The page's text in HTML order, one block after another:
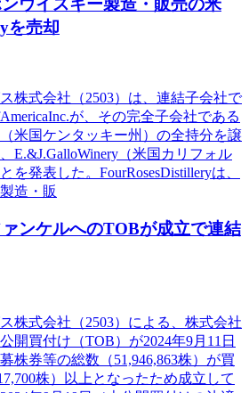
ウイスキー製造・販売の米
を売却
株式会社（2503）は、連結子会社で
が、その完全子会社である
（米国ケンタッキー州）の全持分を譲
E.&J.GalloWinery（米国カリフォル
を発表した。FourRosesDistilleryは、
造・販
ンケルへのTOBが成立で連結
株式会社（2503）による、株式会社
開買付け（TOB）が2024年9月11日
株券等の総数（51,946,863株）が買
株）以上となったため成立して